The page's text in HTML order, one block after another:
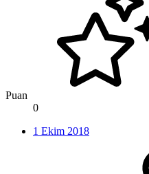
Puan
0
1 Ekim 2018